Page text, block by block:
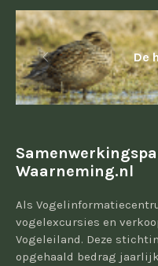
De
Waarneming.nl
Als
vogelexcursies en
Vogeleiland. Deze
opgehaald bedrag